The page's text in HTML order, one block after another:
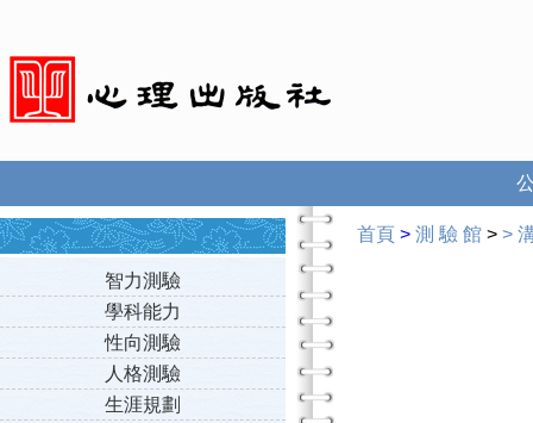
智力測驗
學科能力
性向測驗
人格測驗
生涯規劃
首頁 > 測 驗 館 > >